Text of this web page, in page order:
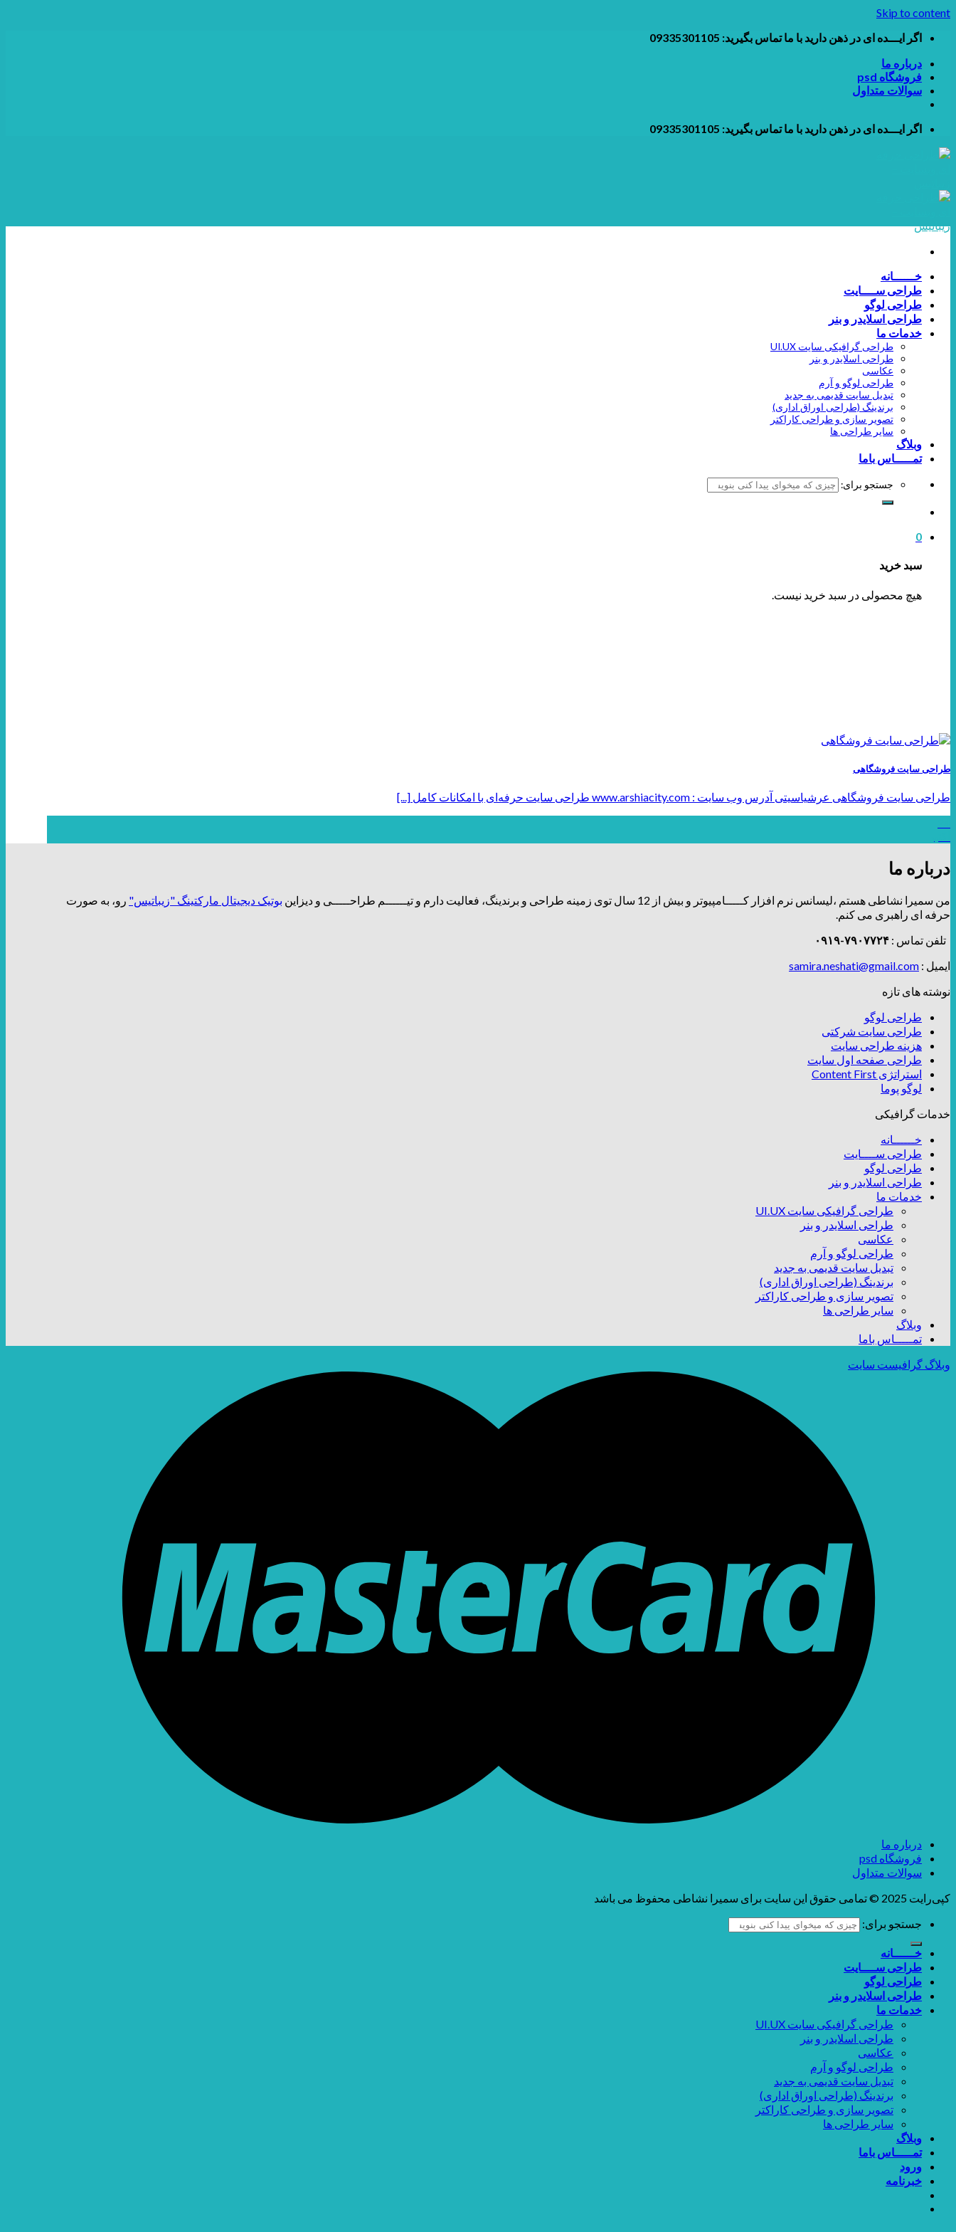
Skip to content
اگر ایـــده ای در ذهن دارید با ما تماس بگیرید: 09335301105
درباره ما
فروشگاه psd
سوالات متداول
اگر ایـــده ای در ذهن دارید با ما تماس بگیرید: 09335301105
خــــــانه
طراحی ســــایت
طراحی لوگو
طراحی اسلایدر و بنر
خدمات ما
طراحی گرافیکی سایت UI.UX
طراحی اسلایدر و بنر
عکاسی
طراحی لوگو و آرم
تبدیل سایت قدیمی به جدید
برندینگ (طراحی اوراق اداری)
تصویر سازی و طراحی کاراکتر
سایر طراحی ها
وبلاگ
تمـــــاس باما
جستجو برای:
0
سبد خرید
هیچ محصولی در سبد خرید نیست.
طراحی سایت فروشگاهی
طراحی سایت فروشگاهی عرشیاسیتی آدرس وب سایت : www.arshiacity.com طراحی سایت حرفه‌ای با امکانات کامل [...]
درباره ما
من سمیرا نشاطی هستم ،لیسانس نرم افزار کـــــامپیوتر و بیش از 12 سال توی زمینه طراحی و برندینگ، فعالیت دارم و تیــــــم طراحـــــی و دیزاین بوتیک دیجیتال مارکتینگ "زیباتیس" رو، به صورت
حرفه ای راهبری می کنم.
تلفن تماس : ۷۹۰۷۷۲۴-۰۹۱۹
ایمیل : samira.neshati@gmail.com
نوشته های تازه
طراحی لوگو
طراحی سایت شرکتی
هزینه طراحی سایت
طراحی صفحه اول سایت
استراتژی Content First
لوگو پوما
خدمات گرافیکی
خــــــانه
طراحی ســــایت
طراحی لوگو
طراحی اسلایدر و بنر
خدمات ما
طراحی گرافیکی سایت UI.UX
طراحی اسلایدر و بنر
عکاسی
طراحی لوگو و آرم
تبدیل سایت قدیمی به جدید
برندینگ (طراحی اوراق اداری)
تصویر سازی و طراحی کاراکتر
سایر طراحی ها
وبلاگ
تمـــــاس باما
وبلاگ گرافیست سایت
درباره ما
فروشگاه psd
سوالات متداول
کپی‌رایت 2025 © تمامی حقوق این سایت برای سمیرا نشاطی محفوظ می باشد
جستجو برای:
خــــــانه
طراحی ســــایت
طراحی لوگو
طراحی اسلایدر و بنر
خدمات ما
طراحی گرافیکی سایت UI.UX
طراحی اسلایدر و بنر
عکاسی
طراحی لوگو و آرم
تبدیل سایت قدیمی به جدید
برندینگ (طراحی اوراق اداری)
تصویر سازی و طراحی کاراکتر
سایر طراحی ها
وبلاگ
تمـــــاس باما
ورود
خبرنامه